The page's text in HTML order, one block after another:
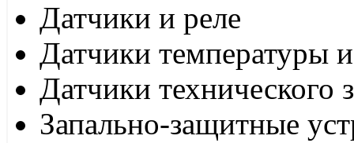
Датчики и реле
Датчики температуры
Датчики технического
Запально-защитные